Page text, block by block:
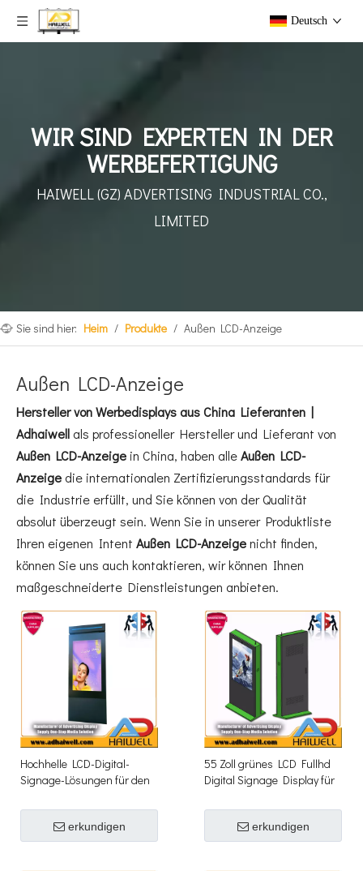
Deutsch
WIR SIND EXPERTEN IN DER
WERBEFERTIGUNG
HAIWELL (GZ) ADVERTISING INDUSTRIAL CO.,
LIMITED
Sie sind hier: Heim / Produkte / Außen LCD-Anzeige
Außen LCD-Anzeige
Hersteller von Werbedisplays aus China Lieferanten |
Adhaiwell als professioneller Hersteller und Lieferant von
Außen LCD-Anzeige in China, haben alleAußen LCD-
Anzeige die internationalen Zertifizierungsstandards für
die Industrie erfüllt, und Sie können von der Qualität
absolut überzeugt sein. Wenn Sie in unserer Produktliste
Ihren eigenen Intent Außen LCD-Anzeigenicht finden,
können Sie uns auch kontaktieren, wir können Ihnen
maßgeschneiderte Dienstleistungen anbieten.
Hochhelle LCD-Digital-
Signage-Lösungen für den
erkundigen
55 Zoll grünes LCD Fullhd
Digital Signage Display für
erkundigen